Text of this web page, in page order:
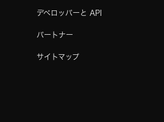
デベロッパーと API
パートナー
サイトマップ